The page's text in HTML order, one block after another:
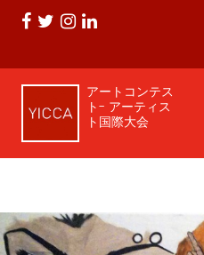
アートコンテス
ト- アーティス
ト国際大会